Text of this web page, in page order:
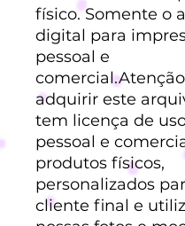
físico. Somente o
digital para
pessoal e
adquirir este
tem licença de
pessoal e
produtos físicos,
personalizados
cliente final e